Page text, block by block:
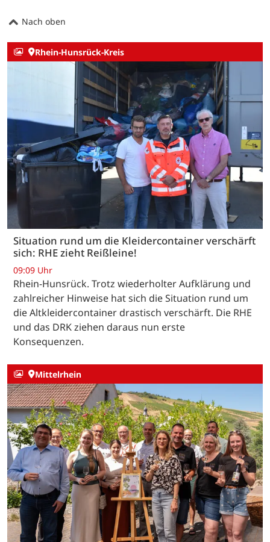
Nach oben
Rhein-Hunsrück-Kreis
Situation rund um die Kleidercontainer verschärft
sich: RHE zieht Reißleine!
09:09 Uhr
Rhein-Hunsrück. Trotz wiederholter Aufklärung und
zahlreicher Hinweise hat sich die Situation rund um
die Altkleidercontainer drastisch verschärft. Die RHE
und das DRK ziehen daraus nun erste
Konsequenzen.
Mittelrhein